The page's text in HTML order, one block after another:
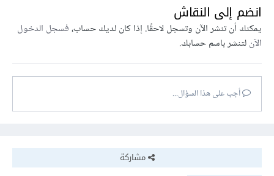
انضم إلى النقاش
يمكنك أن تنشر الآن وتسجل لاحقًا. إذا كان لديك حساب،فسجل الدخول
الآنلتنشر باسم حسابك.
أجب على هذا السؤال...
مشاركة